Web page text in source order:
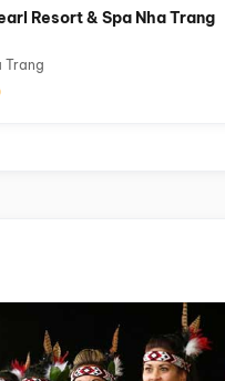
Resort & Spa Nha Trang
Trang